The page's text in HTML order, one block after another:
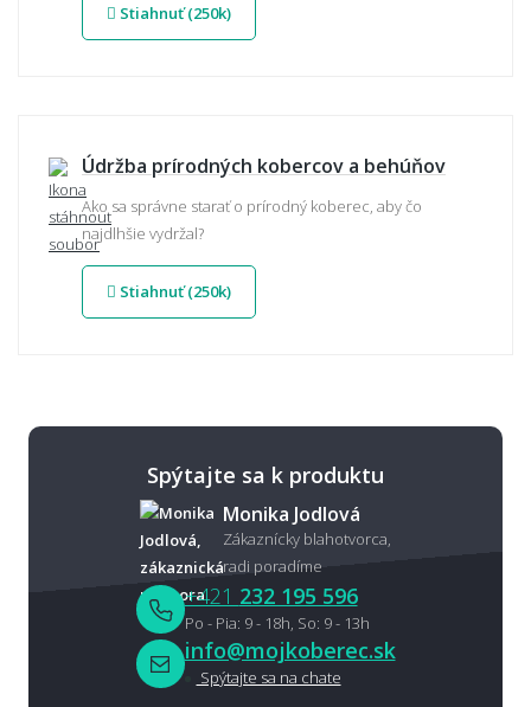
Stiahnuť (250k)
Údržba prírodných kobercov a behúňov
Ako sa správne starať o prírodný koberec, aby čo
najdlhšie vydržal?
Stiahnuť (250k)
Spýtajte sa k produktu
Monika Jodlová
Zákaznícky blahotvorca,
radi poradíme
+421 232 195 596
Po - Pia: 9 - 18h, So: 9 - 13h
info@mojkoberec.sk
Spýtajte sa na chate